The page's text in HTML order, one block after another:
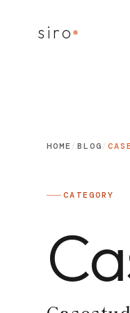
siro
HOME /BLOG/
CATEGORY